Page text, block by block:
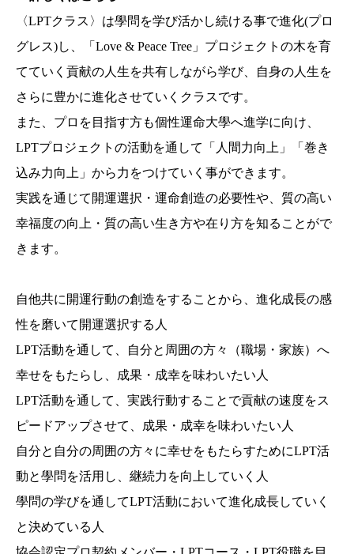
〈LPTクラス〉は學問を学び活かし続ける事で進化(プロ
グレス)し、「Love & Peace Tree」プロジェクトの木を育
てていく貢献の人生を共有しながら学び、自身の人生を
さらに豊かに進化させていくクラスです。
また、プロを目指す方も個性運命大學へ進学に向け、
LPTプロジェクトの活動を通して「人間力向上」「巻き
込み力向上」から力をつけていく事ができます。
実践を通じて開運選択・運命創造の必要性や、質の高い
幸福度の向上・質の高い生き方や在り方を知ることがで
きます。
自他共に開運行動の創造をすることから、進化成長の感
性を磨いて開運選択する人
LPT活動を通して、自分と周囲の方々（職場・家族）へ
幸せをもたらし、成果・成幸を味わいたい人
LPT活動を通して、実践行動することで貢献の速度をス
ピードアップさせて、成果・成幸を味わいたい人
自分と自分の周囲の方々に幸せをもたらすためにLPT活
動と學問を活用し、継続力を向上していく人
學問の学びを通してLPT活動において進化成長していく
と決めている人